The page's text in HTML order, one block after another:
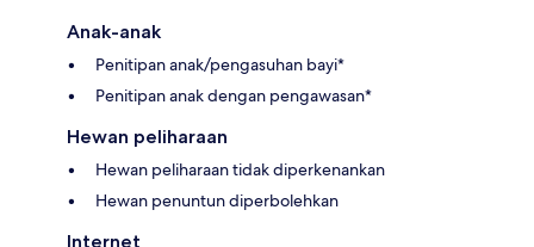
Anak-anak
Penitipan anak/pengasuhan bayi*
Penitipan anak dengan pengawasan*
Hewan peliharaan
Hewan peliharaan tidak diperkenankan
Hewan penuntun diperbolehkan
Internet